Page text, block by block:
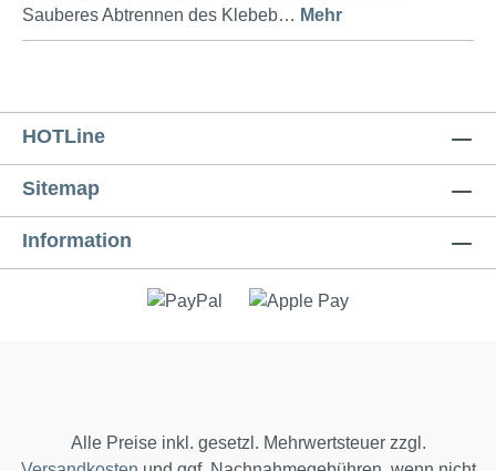
Sauberes Abtrennen des Klebeb… Mehr
HOTLine
Sitemap
Information
Alle Preise inkl. gesetzl. Mehrwertsteuer zzgl.